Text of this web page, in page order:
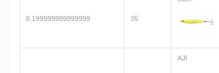
8.199999999999999 35
AJI